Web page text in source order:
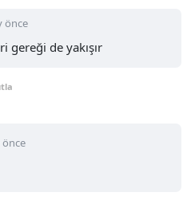
önce
gereği de yakışır
önce